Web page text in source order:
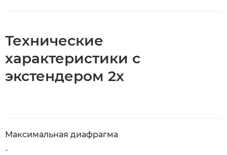
Технические
характеристики с
экстендером 2x
Максимальная диафрагма
-